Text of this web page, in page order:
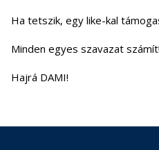
Ha tetszik, egy like-kal
Minden egyes szavazat számít!
Hajrá DAMI!